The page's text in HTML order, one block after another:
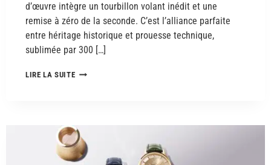
d’œuvre intègre un tourbillon volant inédit et une
remise à zéro de la seconde. C’est l’alliance parfaite
entre héritage historique et prouesse technique,
sublimée par 300 […]
LIRE LA SUITE